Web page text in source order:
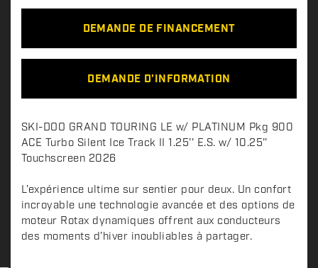
DEMANDE DE FINANCEMENT
DEMANDE D'INFORMATION
D
e
s
r
i
p
t
SKI-DOO GRAND TOURING LE w/ PLATINUM Pkg 900
ACE Turbo Silent Ice Track II 1.25'' E.S. w/ 10.25''
Touchscreen 2026
L’expérience ultime sur sentier pour deux. Un confort
incroyable une technologie avancée et des options de
moteur Rotax dynamiques offrent aux conducteurs
des moments d’hiver inoubliables à partager.